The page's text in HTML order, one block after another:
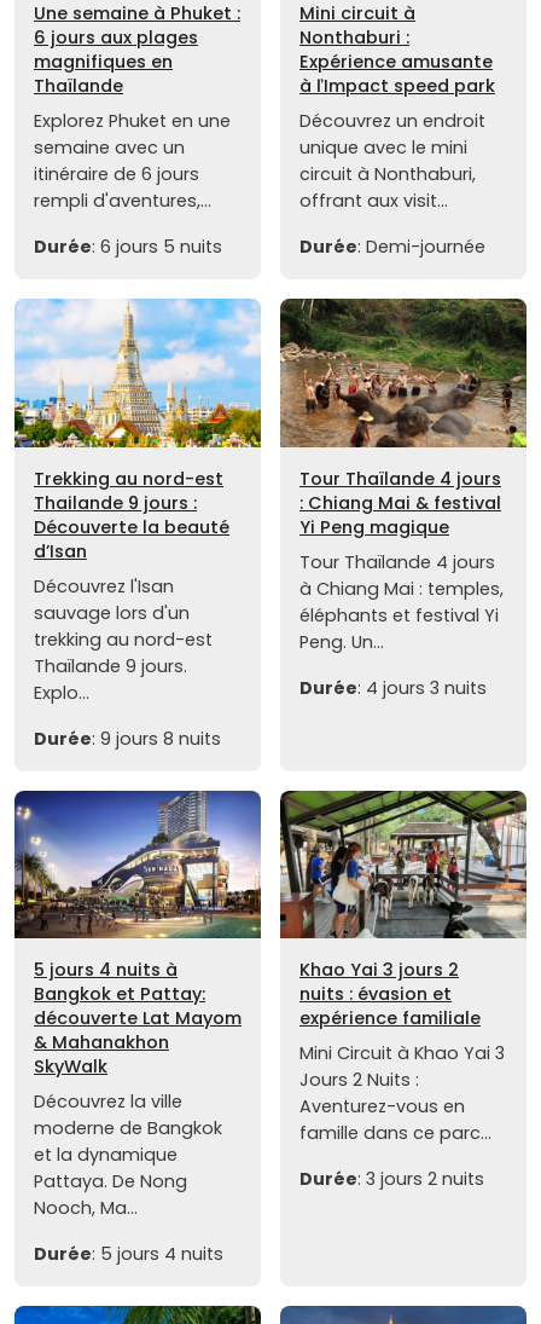
Une semaine à Phuket :
6 jours aux plages
magnifiques en
Thaïlande
Explorez Phuket en une
semaine avec un
itinéraire de 6 jours
rempli d'aventures,...
Durée: 6 jours 5 nuits
Mini circuit à
Nonthaburi :
Expérience amusante
à ľImpact speed park
Découvrez un endroit
unique avec le mini
circuit à Nonthaburi,
offrant aux visit...
Durée: Demi-journée
Trekking au nord-est
Thailande 9 jours :
Découverte la beauté
d’Isan
Découvrez l'Isan
sauvage lors d'un
trekking au nord-est
Thaïlande 9 jours.
Explo...
Durée: 9 jours 8 nuits
Tour Thaïlande 4 jours
: Chiang Mai & festival
Yi Peng magique
Tour Thaïlande 4 jours
à Chiang Mai : temples,
éléphants et festival Yi
Peng. Un...
Durée: 4 jours 3 nuits
5 jours 4 nuits à
Bangkok et Pattay:
découverte Lat Mayom
& Mahanakhon
SkyWalk
Découvrez la ville
moderne de Bangkok
et la dynamique
Pattaya. De Nong
Nooch, Ma...
Durée: 5 jours 4 nuits
Khao Yai 3 jours 2
nuits : évasion et
expérience familiale
Mini Circuit à Khao Yai 3
Jours 2 Nuits :
Aventurez-vous en
famille dans ce parc...
Durée: 3 jours 2 nuits